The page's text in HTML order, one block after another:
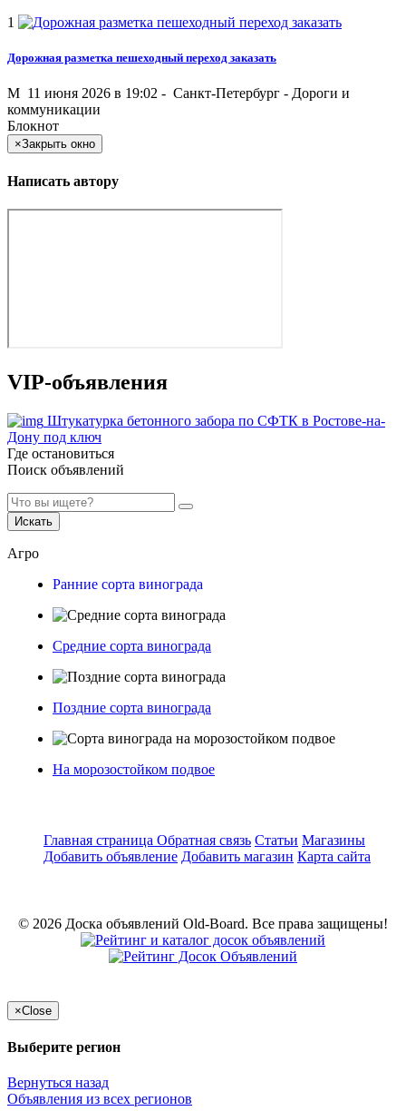
1
Дорожная разметка пешеходный переход заказать
M 11 июня 2026 в 19:02 - Санкт-Петербург - Дороги и
коммуникации
Блокнот
×Закрыть окно
Написать автору
VIP-объявления
Штукатурка бетонного забора по СФТК в Ростове-на-
Дону под ключ
Где остановиться
Поиск объявлений
Искать
Агро
Ранние сорта винограда
Средние сорта винограда
Поздние сорта винограда
На морозостойком подвое
Главная страница Обратная связь Статьи Магазины
Добавить объявление Добавить магазин Карта сайта
© 2026 Доска объявлений Old-Board. Все права защищены!
×Close
Выберите регион
Вернуться назад
Объявления из всех регионов